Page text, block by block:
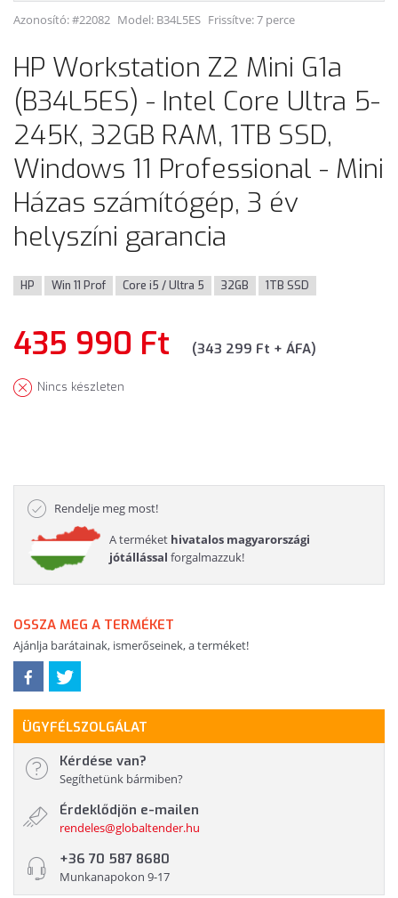
Azonosító: #22082 Model: B34L5ES Frissítve: 7 perce
HP Workstation Z2 Mini G1a
(B34L5ES) - Intel Core Ultra 5-
245K, 32GB RAM, 1TB SSD,
Windows 11 Professional - Mini
Házas számítógép, 3 év
helyszíni garancia
HP Win 11 Prof Core i5 / Ultra 5 32GB 1TB SSD
435 990 Ft (343 299 Ft + ÁFA)
Nincs készleten
Rendelje meg most!
A terméket hivatalos magyarországi
jótállással forgalmazzuk!
OSSZA MEG A TERMÉKET
Ajánlja barátainak, ismerőseinek, a terméket!
ÜGYFÉLSZOLGÁLAT
Kérdése van?
Segíthetünk bármiben?
Érdeklődjön e-mailen
rendeles@globaltender.hu
+36 70 587 8680
Munkanapokon 9-17